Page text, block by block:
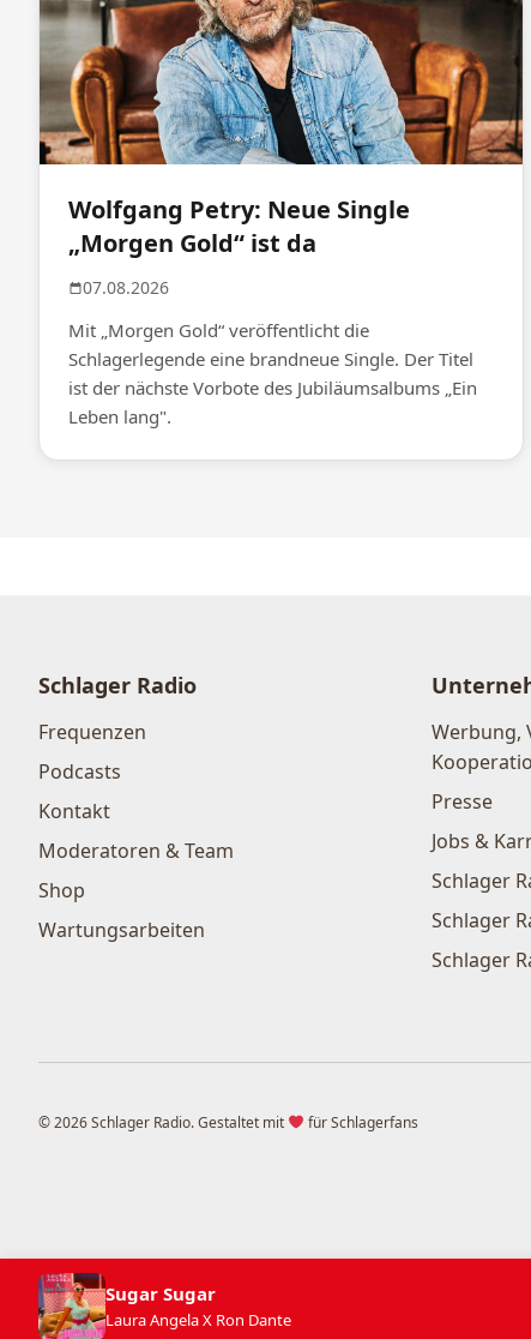
Wolfgang Petry: Neue Single
„Morgen Gold“ ist da
07.08.2026
Mit „Morgen Gold“ veröffentlicht die
Schlagerlegende eine brandneue Single. Der Titel
ist der nächste Vorbote des Jubiläumsalbums „Ein
Leben lang".
Schlager Radio
Frequenzen
Podcasts
Kontakt
Moderatoren & Team
Shop
Wartungsarbeiten
Werbung,
Presse
Jobs &
Schlager
Schlager
Schlager
© 2026 Schlager Radio. Gestaltet mit für Schlagerfans
Sugar Sugar
Laura Angela X Ron Dante